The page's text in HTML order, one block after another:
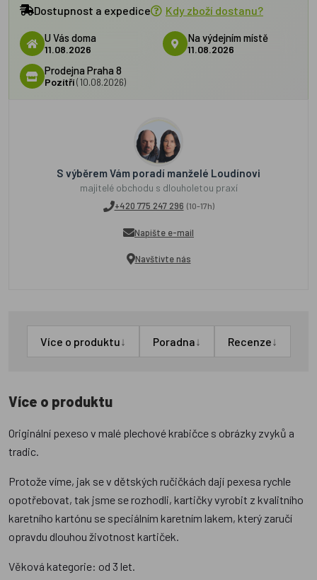
Dostupnost a expedice Kdy zboží dostanu?
U Vás doma
11.08.2026
Na výdejním místě
11.08.2026
Prodejna Praha 8
Pozítří(10.08.2026)
S výběrem Vám poradí manželé Loudínovi
majitelé obchodu s dlouholetou praxí
+420 775 247 296 (10-17h)
Napište e-mail
Navštivte nás
Více o produktu↓ Poradna↓ Recenze↓
Více o produktu
Originální pexeso v malé plechové krabičce s obrázky zvyků a
tradic.
Protože víme, jak se v dětských ručičkách dají pexesa rychle
opotřebovat, tak jsme se rozhodli, kartičky vyrobit z kvalitního
karetního kartónu se speciálním karetním lakem, který zaručí
opravdu dlouhou životnost kartiček.
Věková kategorie: od 3 let.